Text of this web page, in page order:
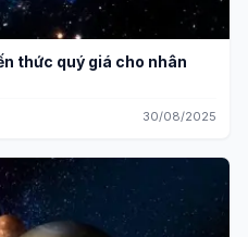
thức quý giá cho nhân
30/08/2025